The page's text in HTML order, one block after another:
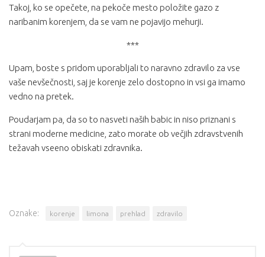
Takoj, ko se opečete, na pekoče mesto položite gazo z
naribanim korenjem, da se vam ne pojavijo mehurji.
***
Upam, boste s pridom uporabljali to naravno zdravilo za vse
vaše nevšečnosti, saj je korenje zelo dostopno in vsi ga imamo
vedno na pretek.
Poudarjam pa, da so to nasveti naših babic in niso priznani s
strani moderne medicine, zato morate ob večjih zdravstvenih
težavah vseeno obiskati zdravnika.
Oznake: korenje limona prehlad zdravilo